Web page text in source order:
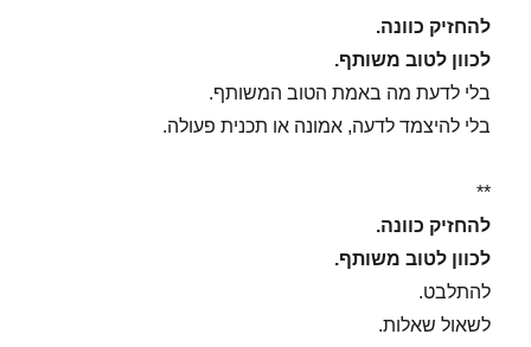
להחזיק כוונה.
לכוון לטוב משותף.
בלי לדעת מה באמת הטוב המשותף.
בלי להיצמד לדעה, אמונה או תכנית פעולה.
**
להחזיק כוונה.
לכוון לטוב משותף.
להתלבט.
לשאול שאלות.